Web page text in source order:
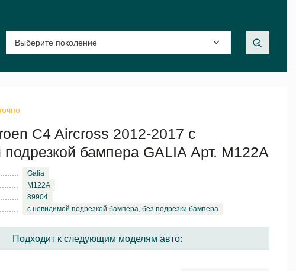
C4 Aircross 2012-2017 с
бампера GALIA Арт. M122A
Galia
M122A
89904
с невидимой подрезкой бампера, без подрезки бампера
Подходит к следующим моделям авто: